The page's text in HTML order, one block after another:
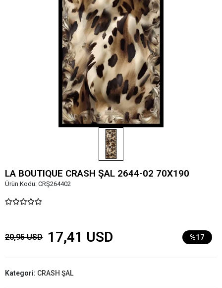
LA BOUTIQUE CRASH ŞAL 2644-02 70X190
Ürün Kodu: CRŞ264402
20,95 USD 17,41 USD %17
Kategori: CRASH ŞAL